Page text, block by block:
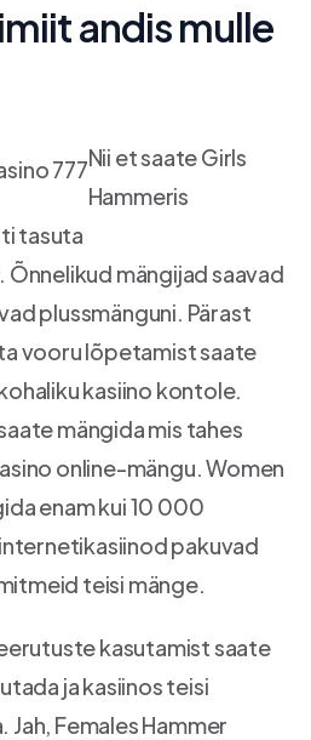
andis mulle
Nii et saate Girls
Hammeris
tasuta
mängijad saavad
plussmänguni. Pärast
vooru lõpetamist saate
kasiino kontole.
mängida mis tahes
online-mängu. Women
enam kui 10 000
pakuvad
teisi mänge.
kasutamist saate
ja kasiinos teisi
Females Hammer